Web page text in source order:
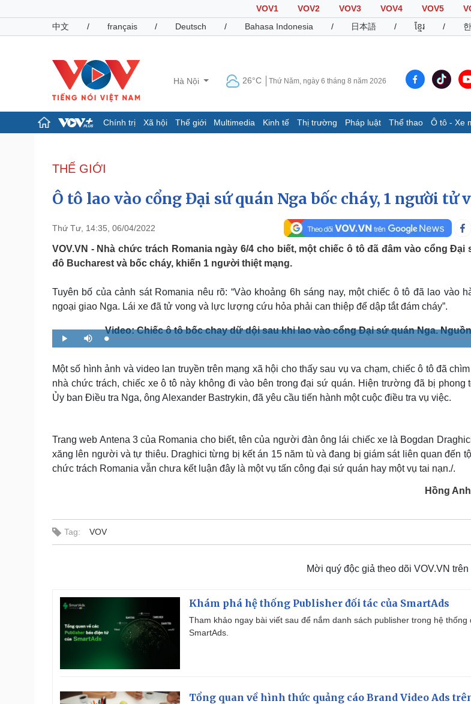
VOV1 VOV2 VOV3 VOV4 VOV5
中文
/ français / Deutsch / Bahasa Indonesia / 日本語 / ខ្មែរ /
Hà Nội 26°C Thứ Năm, ngày 6 tháng 8 năm 2026
Chính trị Xã hội Thế giới Multimedia Kinh tế Thị trường Pháp luật Thể thao Ô tô - Xe
Đảng
Tổ chức nhân sự
Quốc hội
Nhận diện sự thật
Dấu ấn VOV
E-Magazine
Infographic
Pháp luật
Vụ án
Tư vấn luật
Quân sự - Quốc phòng
Vũ khí
Phân tích
Thể thao
Thế giới thể thao
eSports
Hậu trường
Ô tô - Xe máy
Tư vấn
Sức khỏe
Dinh dưỡng - món ngon
Cây thuốc
Sản phụ khoa
Nhi khoa
Nam khoa
Ăn sạch sống khỏe
Đời sống
Nhà đẹp
Tình yêu - Gia đình
Văn hóa
Sân khấu - Điện ảnh
Văn học
Âm nhạc
Di sản
Giải trí
Nghệ sĩ
Thời trang
Sao Việt
Cải chính
THẾ GIỚI
Ô tô lao vào cổng Đại sứ quán Nga bốc cháy, 1 người tử
Thứ Tư, 14:35, 06/04/2022
VOV.VN - Nhà chức trách Romania ngày 6/4 cho biết, một chiếc ô tô đã đâm vào cổng Đại
đô Bucharest và bốc cháy, khiến 1 người thiệt mạng.
Tuyên bố của cảnh sát Romania nêu rõ: “Vào khoảng 6h sáng nay, một chiếc ô tô đã lao vào
ngoại giao Nga. Lái xe đã tử vong và lực lượng cứu hỏa phải can thiệp để dập tắt đám cháy”.
Video: Chiếc ô tô bốc chay dữ dội sau khi lao vào cổng Đại sứ quán Nga.
P
l
M
u
L
o
d
1
0
0
.
Một số hình ảnh và video lan truyền trên mạng xã hội cho thấy sau vụ va chạm, chiếc ô tô đã
nhà chức trách, chiếc xe ô tô này không đi vào bên trong đại sứ quán. Hiện trường đã bị phong
Ủy ban Điều tra Nga, ông Alexander Bastrykin, đã yêu cầu tiến hành một cuộc điều tra vụ việc.
Trang web Antena 3 của Romania cho biết, tên của người đàn ông lái chiếc xe là Bogdan
xăng lên người và tự thiêu. Draghici từng bị kết án 15 năm tù và đang bị giám sát liên quan đến
chức trách Romania vẫn chưa kết luận đây là một vụ tấn công đại sứ quán hay một vụ tai nạn./.
Hồng
Tag: VOV
Mời quý độc giả theo dõi VOV.VN trên
Khám phá hệ thống Publisher đối tác của SmartAds
Tham khảo ngay bài viết sau để nắm danh sách publisher trong hệ thống
SmartAds.
Tổng quan về hình thức quảng cáo Brand Video Ads